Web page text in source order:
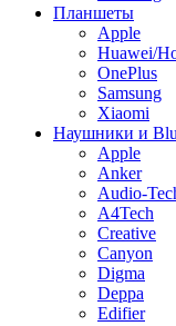
Планшеты
Apple
Huawei/
OnePlus
Samsung
Xiaomi
Наушники и
Apple
Anker
Audio-
A4Tech
Creative
Canyon
Digma
Deppa
Edifier